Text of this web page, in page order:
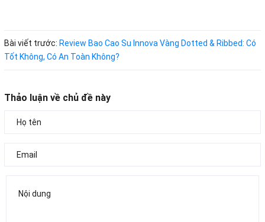
Bài viết trước: Review Bao Cao Su Innova Vàng Dotted & Ribbed: Có
Tốt Không, Có An Toàn Không?
Thảo luận về chủ đề này